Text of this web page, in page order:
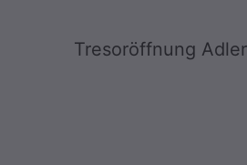
Tresoröffnung Adler